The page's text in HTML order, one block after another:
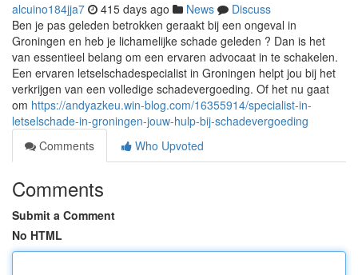
alcuino184jja7 415 days ago News
Discuss
Ben je pas geleden betrokken geraakt bij een ongeval in
Groningen en heb je lichamelijke schade geleden ? Dan is het
van essentieel belang om een ervaren advocaat in te schakelen.
Een ervaren letselschadespecialist in Groningen helpt jou bij het
verkrijgen van een volledige schadevergoeding. Of het nu gaat
om https://andyazkeu.win-blog.com/16355914/specialist-in-
letselschade-in-groningen-jouw-hulp-bij-schadevergoeding
Comments
Who Upvoted
Comments
Submit a Comment
No HTML